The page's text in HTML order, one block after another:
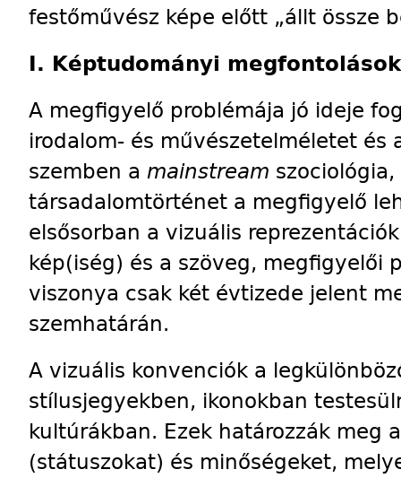
festőművész képe előtt „állt össze
I. Képtudományi megfontolások
A megfigyelő problémája jó ideje
irodalom- és művészetelméletet és
szemben a mainstream
társadalomtörténet a megfigyelő
elsősorban a vizuális
kép(iség) és a szöveg, megfigyelői
viszonya csak két évtizede jelent
szemhatárán.
A vizuális konvenciók a
stílusjegyekben, ikonokban
kultúrákban. Ezek határozzák meg
(státuszokat) és minőségeket,